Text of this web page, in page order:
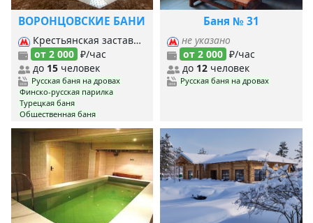
ВОРОНЦОВСКИЕ БАНИ
Крестьянская застава, Марксистская, Пролетарская, Таганская (Кольцевая), Таганская (Таг.-Краснопр.),
от 2 000 ₽/час
до 15 человек
Русская баня на дровах
Финско-русская парилка
Турецкая баня
Общественная баня
Баня № 31
не указано
от 2 000 ₽/час
до 12человек
Русская баня на дровах